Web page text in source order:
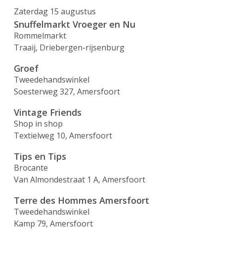
Zaterdag 15 augustus
Snuffelmarkt Vroeger en Nu
Rommelmarkt
Traaij, Driebergen-rijsenburg
Groef
Tweedehandswinkel
Soesterweg 327, Amersfoort
Vintage Friends
Shop in shop
Textielweg 10, Amersfoort
Tips en Tips
Brocante
Van Almondestraat 1 A, Amersfoort
Terre des Hommes Amersfoort
Tweedehandswinkel
Kamp 79, Amersfoort